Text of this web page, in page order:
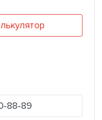
88-89